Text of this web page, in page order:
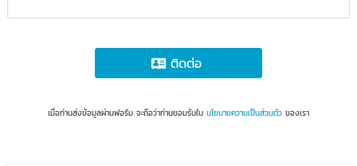
ติดต่อ
เมื่อท่านส่งข้อมูลผ่านฟอร์ม จะถือว่าท่านยอมรับใน นโยบายความเป็นส่วนตัว ของเรา